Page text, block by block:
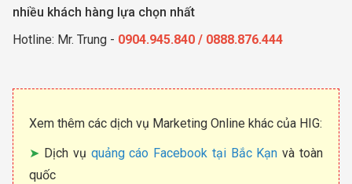
nhiều khách hàng lựa chọn nhất
Hotline: Mr. Trung - 0904.945.840 / 0888.876.444
Xem thêm các dịch vụ Marketing Online khác của HIG:
Dịch vụ quảng cáo Facebook tại Bắc Kạn và toàn
quốc